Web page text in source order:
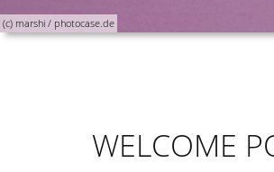
(c) marshi / photocase.de
WELCOME